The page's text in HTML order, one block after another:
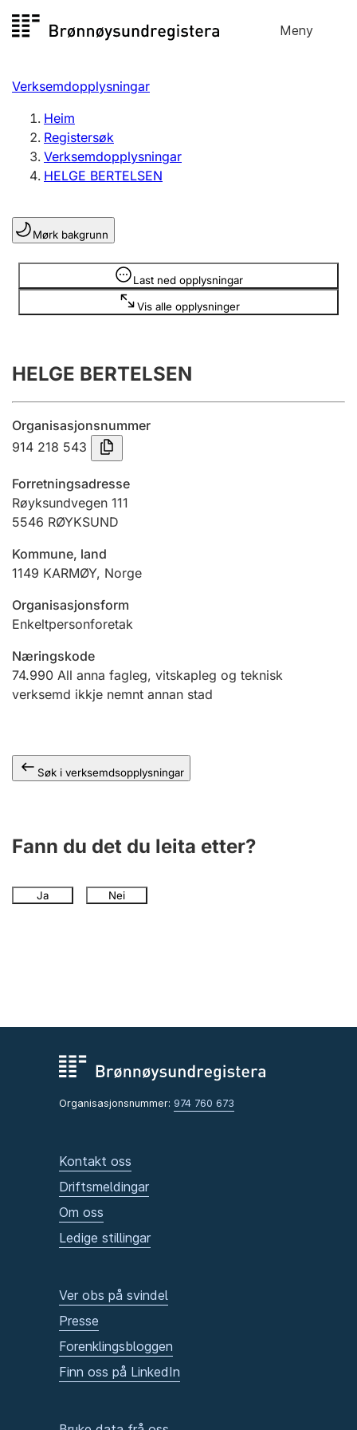
til
Meny
Registersøk
Aksjeselskap
Enkeltpersonføretak
Registrere, endre, slette
Lag og foreining
Registrere, endre, slette
Årsrekneskap
Innsending og forseinkingsgebyr
Tinglysing
Jeger
Ektepaktrettleiaren
Andre tema
Verksemdopplysningar
Heim
Registersøk
Verksemdopplysningar
HELGE BERTELSEN
Mørk bakgrunn
Last ned opplysningar
Vis alle opplysninger
Opplysninger er skjult
HELGE BERTELSEN
Organisasjonsnummer
914 218 543
Forretningsadresse
Røyksundvegen 111
5546 RØYKSUND
Kommune, land
1149 KARMØY, Norge
Organisasjonsform
Enkeltpersonforetak
Næringskode
74.990 All anna fagleg, vitskapleg og teknisk
verksemd ikkje nemnt annan stad
Søk i verksemdsopplysningar
Fann du det du leita etter?
Ja Nei
Organisasjonsnummer: 974 760 673
Kontakt oss
Driftsmeldingar
Om oss
Ledige stillingar
Ver obs på svindel
Presse
Forenklingsbloggen
Finn oss på LinkedIn